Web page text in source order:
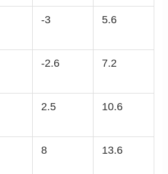
-3 5.6
-2.6 7.2
2.5 10.6
8 13.6